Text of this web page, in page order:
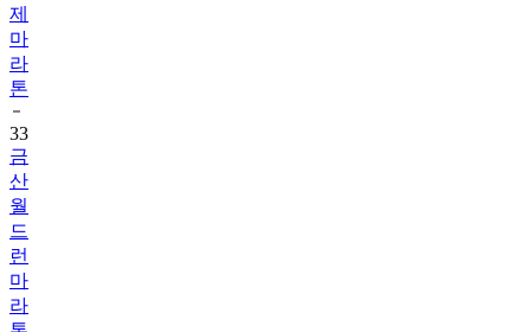
제
마
라
톤
33
금
산
월
드
런
마
라